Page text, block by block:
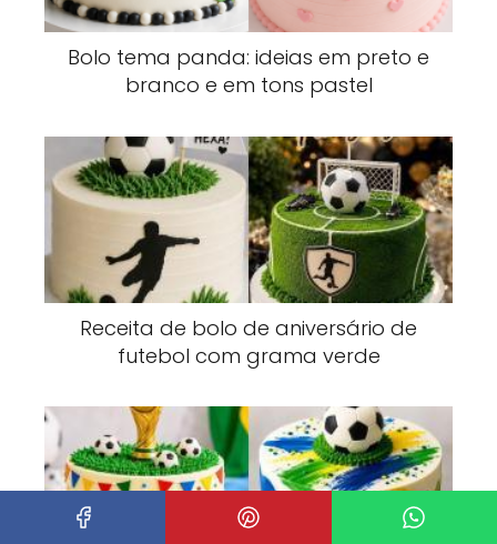
Bolo tema panda: ideias em preto e
branco e em tons pastel
Receita de bolo de aniversário de
futebol com grama verde